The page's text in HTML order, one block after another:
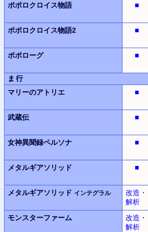
ポポロクロイス物語
■
ポポロクロイス物語2
■
ポポローグ
■
ま行
マリーのアトリエ
■
武蔵伝
■
女神異聞録ペルソナ ■
メタルギアソリッド
■
メタルギアソリッド インテグラル
改造・
解析
モンスターファーム
改造・
解析